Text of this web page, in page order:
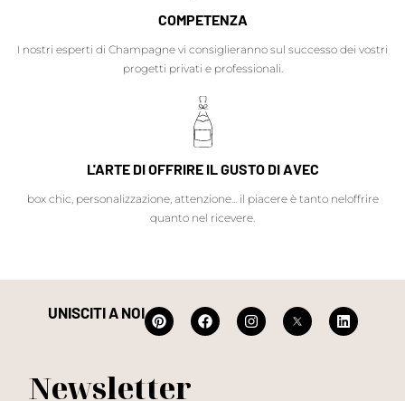
COMPETENZA
I nostri esperti di Champagne vi consiglieranno sul successo dei vostri
progetti privati e professionali.
L'ARTE DI OFFRIRE IL GUSTO DI AVEC
box chic, personalizzazione, attenzione... il piacere è tanto neloffrire
quanto nel ricevere.
UNISCITI A NOI
Newsletter